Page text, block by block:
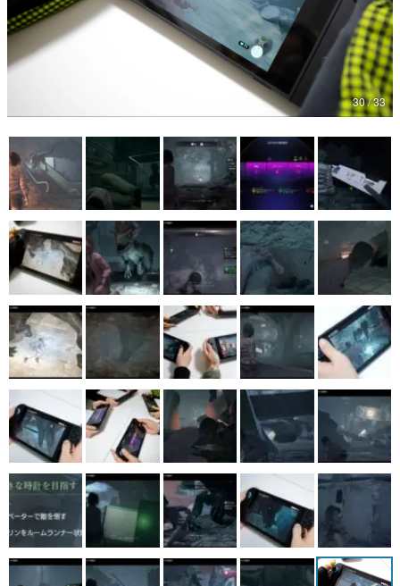
特集記事
マンガ
アプリレビュー
その他
電ファミニコゲーマーとは？
運営：株式会社マレ
30 / 33